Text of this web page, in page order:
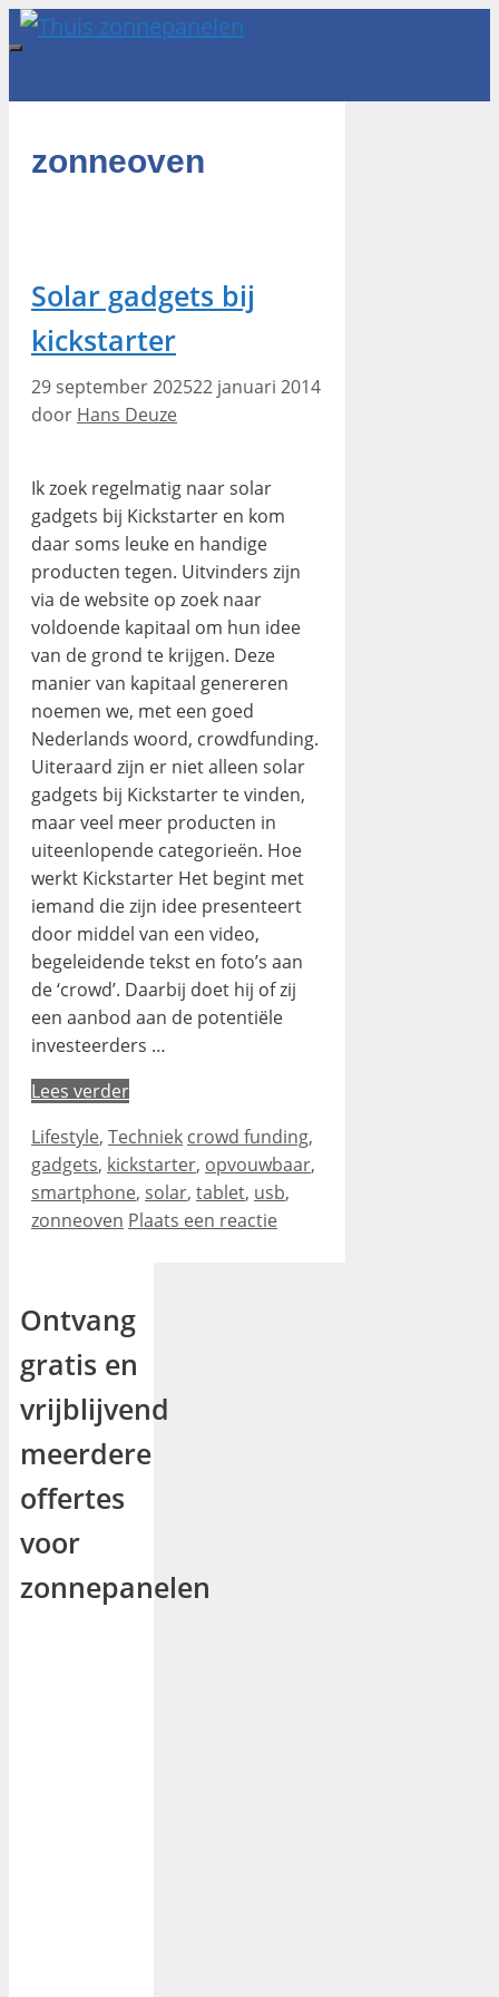
Ga
naar
inhoud
zonneoven
Solar gadgets bij
kickstarter
29 september 202522 januari 2014
door Hans Deuze
Ik zoek regelmatig naar solar
gadgets bij Kickstarter en kom
daar soms leuke en handige
producten tegen. Uitvinders zijn
via de website op zoek naar
voldoende kapitaal om hun idee
van de grond te krijgen. Deze
manier van kapitaal genereren
noemen we, met een goed
Nederlands woord, crowdfunding.
Uiteraard zijn er niet alleen solar
gadgets bij Kickstarter te vinden,
maar veel meer producten in
uiteenlopende categorieën. Hoe
werkt Kickstarter Het begint met
iemand die zijn idee presenteert
door middel van een video,
begeleidende tekst en foto’s aan
de ‘crowd’. Daarbij doet hij of zij
een aanbod aan de potentiële
investeerders …
Lees verder
Categorieën
Lifestyle, Techniek Tags
crowd funding,
gadgets, kickstarter, opvouwbaar,
smartphone, solar, tablet, usb,
zonneoven Plaats een reactie
Ontvang
gratis en
vrijblijvend
meerdere
offertes
voor
zonnepanelen